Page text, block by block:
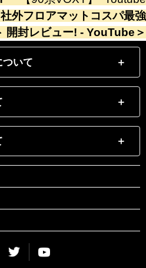
社外フロアマットコスパ最強
開封レビュー! - YouTube ＞
ついて
InstagramTwitter